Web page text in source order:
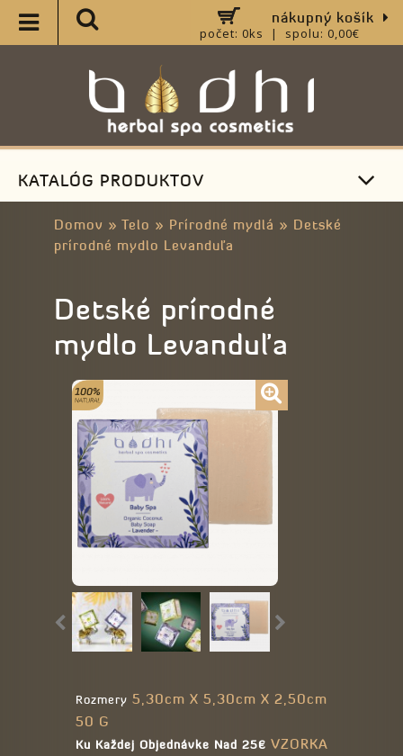
nákupný košík
počet: 0ks | spolu: 0,00€
KATALÓG PRODUKTOV
Domov » Telo » Prírodné mydlá » Detské
prírodné mydlo Levanduľa
Detské prírodné
mydlo Levanduľa
Rozmery 5,30cm X 5,30cm X 2,50cm
50 G
Ku Každej Objednávke Nad 25€ VZORKA